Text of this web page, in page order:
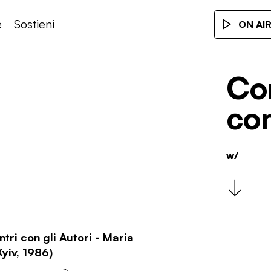
Sostieni ON
w/
con gli Autori - Maria
1986)